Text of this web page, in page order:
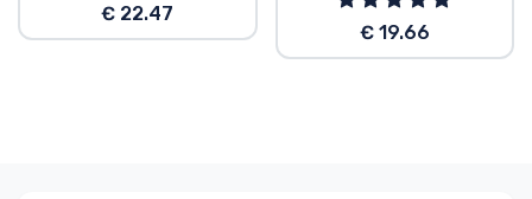
€ 22.47
€ 19.66